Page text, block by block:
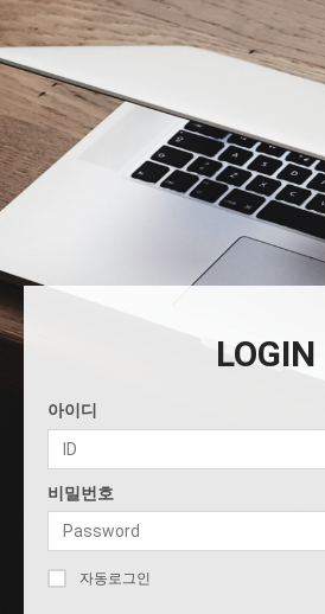
LOGIN
아이디
비밀번호
자동로그인